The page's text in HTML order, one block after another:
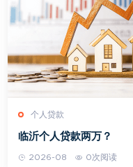
个人贷款
临沂个人贷款两万？
2026-08 0次阅读